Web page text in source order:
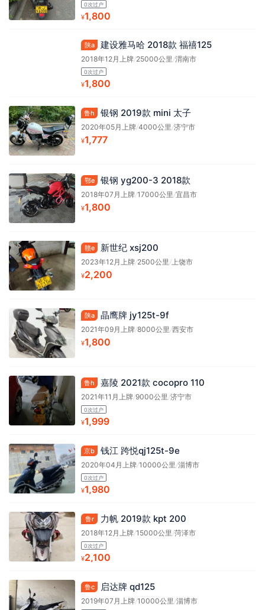
0次过户
¥1,800
陕a 建设雅马哈 2018款 福禧125
2018年12月上牌/25000公里/渭南市
0次过户
¥1,800
鲁h 银钢 2019款 mini 太子
2020年05月上牌/4000公里/济宁市
¥1,777
鄂e 银钢 yg200-3 2018款
2018年07月上牌/17000公里/宜昌市
¥1,800
赣e 新世纪 xsj200
2023年12月上牌/2500公里/上饶市
¥2,200
陕a 晶鹰牌 jy125t-9f
2021年09月上牌/8000公里/西安市
¥1,800
鲁h 嘉陵 2021款 cocopro 110
2021年11月上牌/9000公里/济宁市
0次过户
¥1,999
京b 钱江 跨悦qj125t-9e
2020年04月上牌/10000公里/淄博市
0次过户
¥1,980
鲁r 力帆 2019款 kpt 200
2018年12月上牌/15000公里/菏泽市
0次过户
¥2,100
鲁c 启达牌 qd125
2019年07月上牌/10000公里/淄博市